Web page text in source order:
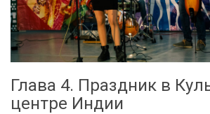
Глава 4. Праздник в
центре Индии